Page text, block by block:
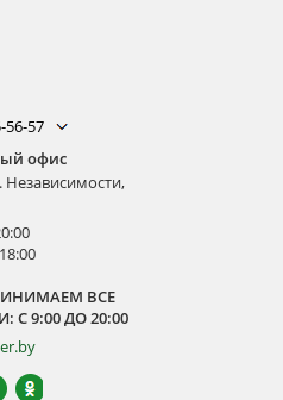
56-57
офис
Независимости,
ВСЕ
С 9:00 ДО 20:00